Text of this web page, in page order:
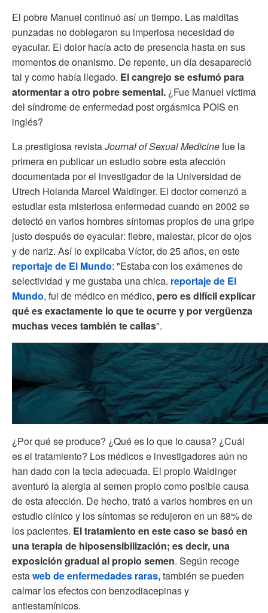
El pobre Manuel continuó así un tiempo. Las malditas
punzadas no doblegaron su imperiosa necesidad de
eyacular. El dolor hacía acto de presencia hasta en sus
momentos de onanismo. De repente, un día desapareció
tal y como había llegado. El cangrejo se esfumó para
atormentar a otro pobre semental. ¿Fue Manuel víctima
del síndrome de enfermedad post orgásmica POIS en
inglés?
La prestigiosa revistaJournal of Sexual Medicinefue la
primera en publicar un estudio sobre esta afección
documentada por el investigador de la Universidad de
Utrech Holanda Marcel Waldinger. El doctor comenzó a
estudiar esta misteriosa enfermedad cuando en 2002 se
detectó en varios hombres síntomas propios de una gripe
justo después de eyacular: fiebre, malestar, picor de ojos
y de nariz. Así lo explicaba Víctor, de 25 años, en este
reportaje de El Mundo: "Estaba con los exámenes de
selectividad y me gustaba una chica. reportaje de El
Mundo, fui de médico en médico, pero es difícil explicar
qué es exactamente lo que te ocurre y por vergüenza
muchas veces también te callas".
¿Por qué se produce? ¿Qué es lo que lo causa? ¿Cuál
es el tratamiento? Los médicos e investigadores aún no
han dado con la tecla adecuada. El propio Waldinger
aventuró la alergia al semen propio como posible causa
de esta afección. De hecho, trató a varios hombres en un
estudio clínico y los síntomas se redujeron en un 88% de
los pacientes. El tratamiento en este caso se basó en
una terapia de hiposensibilización; es decir, una
exposición gradual al propio semen. Según recoge
estaweb de enfermedades raras,también se pueden
calmar los efectos con benzodiacepinas y
antiestamínicos.